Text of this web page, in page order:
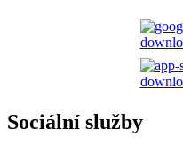
Sociální služby